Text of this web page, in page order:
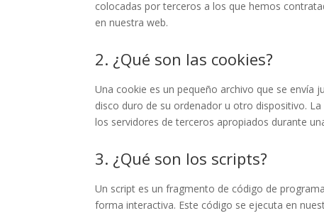
colocadas por terceros a los que hemos
en nuestra web.
2. ¿Qué son las cookies?
Una cookie es un pequeño archivo que se envía
disco duro de su ordenador u otro dispositivo.
los servidores de terceros apropiados durante
3. ¿Qué son los scripts?
Un script es un fragmento de código de
forma interactiva. Este código se ejecuta en